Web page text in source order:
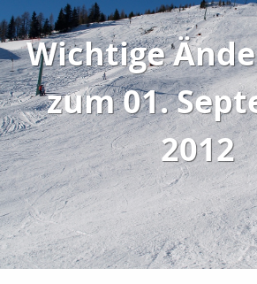
Wichtige
zum 01.
2012